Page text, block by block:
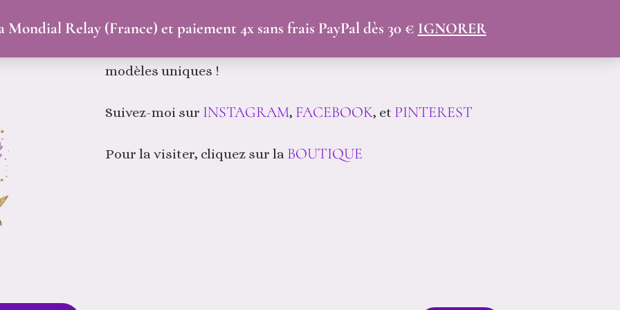
Relay (France) et paiement 4x sans frais PayPal dès 30 € IGNORER
Bienvenue dans mon Univers !
modèles uniques !
Suivez-moi sur INSTAGRAM, FACEBOOK, et PINTEREST
Pour la visiter, cliquez sur la BOUTIQUE